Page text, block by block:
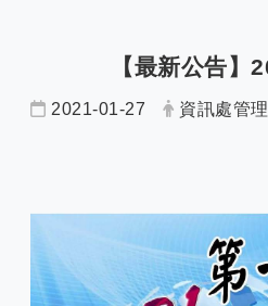
【最新公告
2021-01-27 資訊處管